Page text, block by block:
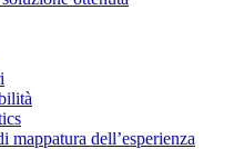
mappatura dell’esperienza